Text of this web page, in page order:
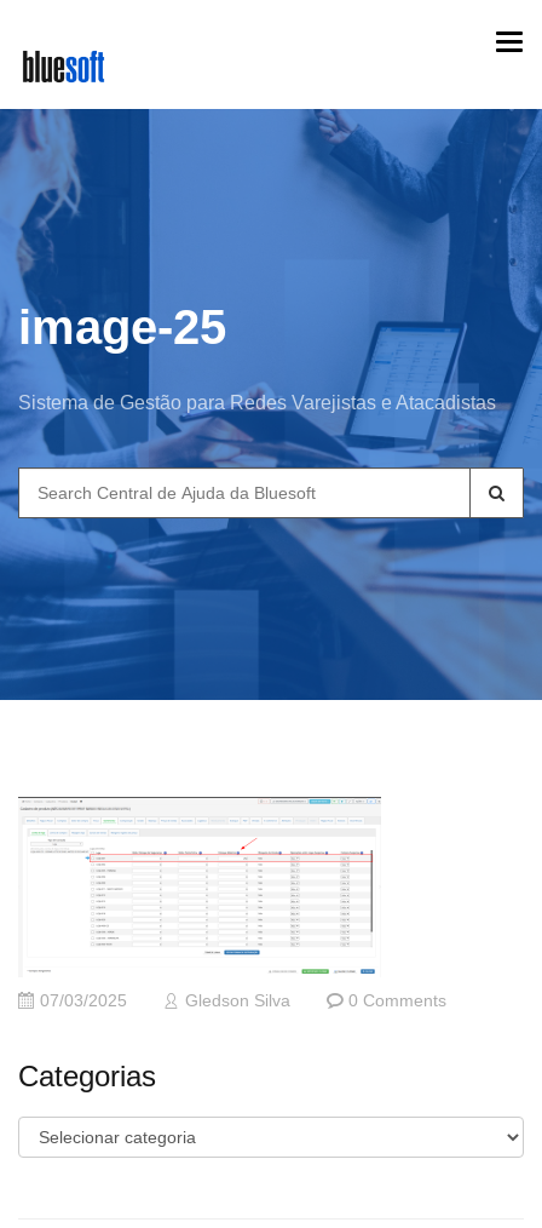
main
content
image-25
Sistema de Gestão para Redes Varejistas e Atacadistas
Search
for:
07/03/2025 Gledson Silva 0 Comments
Categorias
Categorias